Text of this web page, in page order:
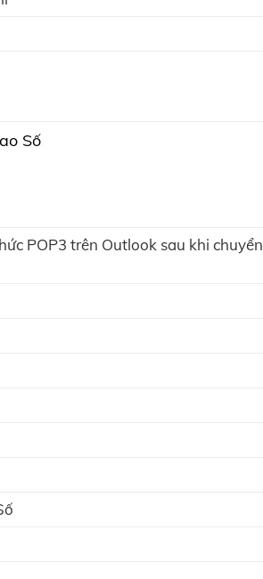
Số
POP3 trên Outlook sau khi chuyển